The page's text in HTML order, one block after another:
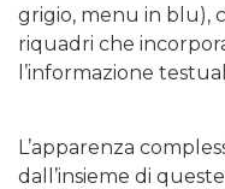
grigio, menu in blu),
riquadri che
l’informazione
L’apparenza
dall’insieme di